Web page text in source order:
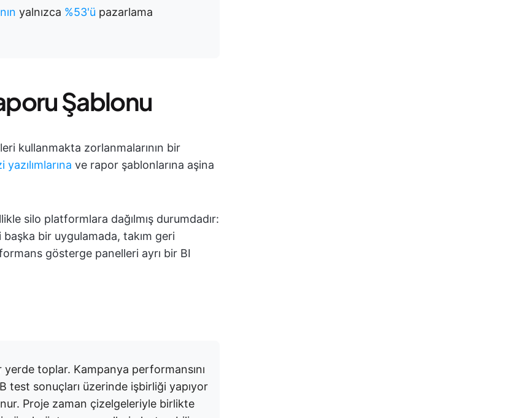
yalnızca %53'ü pazarlama
Şablonu
kullanmakta zorlanmalarının bir
ve rapor şablonlarına aşina
silo platformlara dağılmış durumdadır:
bir uygulamada, takım geri
gösterge panelleri ayrı bir BI
toplar. Kampanya performansını
test sonuçları üzerinde işbirliği yapıyor
Proje zaman çizelgeleriyle birlikte